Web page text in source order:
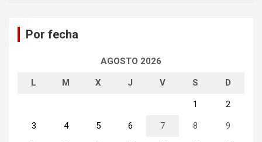
Por fecha
AGOSTO 2026
L M X J V S D
1 2
3 4 5 6 7 8 9